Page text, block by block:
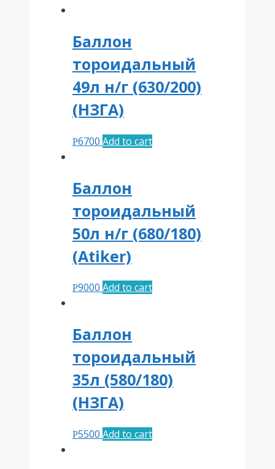
Баллон
тороидальный
49л н/г (630/200)
(НЗГА)
Р6700 Add to cart
Баллон
тороидальный
50л н/г (680/180)
(Atiker)
Р9000 Add to cart
Баллон
тороидальный
35л (580/180)
(НЗГА)
Р5500 Add to cart